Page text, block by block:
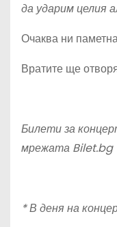
да ударим целия
Очаква ни
Вратите ще
Билети за
мрежата Bilet.bg
* В деня на